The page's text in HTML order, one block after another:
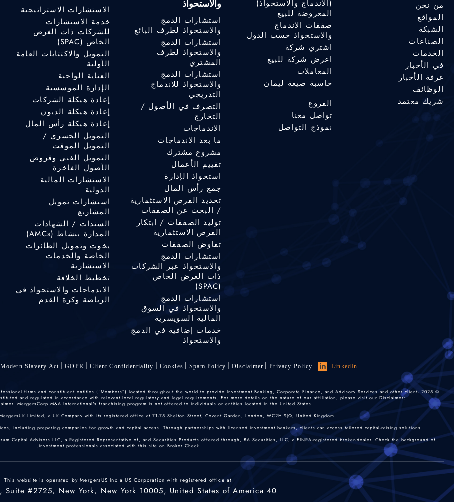
من نحن
المواقع
الشبكة
الصناعات
الخدمات
في الأخبار
غرفة الأخبار
الوظائف
شريك معتمد
(الاندماج والاستحواذ)
المعروضة للبيع
صفقات الاندماج
والاستحواذ حسب الدول
اشتري شركة
اعرض شركة للبيع
المعاملات
حاسبة صيغة ليمان
الفروع
تواصل معنا
نموذج التواصل
والاستحواذ
استشارات الدمج
والاستحواذ لطرف البائع
استشارات الدمج
والاستحواذ لطرف
المشتري
استشارات الدمج
والاستحواذ للاندماج
التدريجي
التصرف في الأصول /
التخارج
الاندماجات
ما بعد الاندماجات
مشروع مشترك
تقييم الأعمال
استحواذ الإدارة
جمع رأس المال
تحديد الفرص الاستثمارية
/ البحث عن الصفقات
توليد الصفقات / ابتكار
الفرص الاستثمارية
تفاوض الصفقات
استشارات الدمج
والاستحواذ عبر الشركات
ذات الغرض الخاص
(SPAC)
استشارات الدمج
والاستحواذ في السوق
المالية السويسرية
خدمات إضافية في الدمج
والاستحواذ
الاستشارات الاستراتيجية
خدمة الاستشارات
للشركات ذات الغرض
الخاص (SPAC)
التمويل والاكتتابات العامة
الأولية
العناية الواجبة
الإدارة المؤسسية
إعادة هيكلة الشركات
إعادة هيكلة الديون
إعادة هيكلة رأس المال
التمويل الجسري /
التمويل المؤقت
التمويل الفني وقروض
الأصول الفاخرة
الاستشارات المالية
الدولية
استشارات تمويل
المشاريع
السندات / الشهادات
المدارة بنشاط (AMCs)
يخوت وتمويل الطائرات
الخاصة والخدمات
الاستشارية
تخطيط الخلافة
الاندماجات والاستحواذ في
الرياضة وكرة القدم
LinkedIn
Privacy Policy
Disclaimer
Spam Policy
Cookies
Client Confidentiality
GDPR
Modern Slavery Act
firms and constituent entities (“Members”) located throughout the world to provide Investment Banking, Corporate Finance, and Advisory Services and other client-
and regulated in accordance with relevant local regulatory and legal requirements. For more details on the nature of our affiliation, please visit our Disclaimer:
MergersCorp M&A International's franchising program is not offered to individuals or entities located in the United States.
Limited, a UK Company with its registered office at 71-75 Shelton Street, Covent Garden, London, WC2H 9JQ, United Kingdom.
including preparing companies for growth and capital access. Through partnerships with licensed investment bankers, clients can access tailored capital-raising solutions.
Capital Advisors LLC, a Registered Representative of, and Securities Products offered through, BA Securities, LLC, a FINRA-registered broker-dealer. Check the background of
investment professionals associated with this site on Broker Check
.
This website is operated by MergersUS Inc a US Corporation with registered office at
40 Wall Street, Suite #2725, New York, New York 10005, United States of America